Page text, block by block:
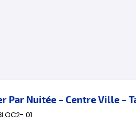
Par Nuitée – Centre Ville –
01